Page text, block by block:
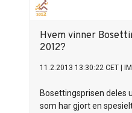
Hvem vinner
2012?
11.2.2013 13:30:22 CET
Bosettingsprisen deles
som har gjort en